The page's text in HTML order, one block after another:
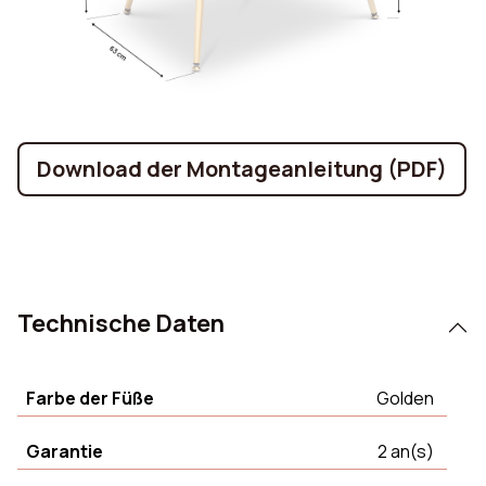
Download der Montageanleitung (PDF)
Technische Daten
Farbe der Füße Golden
Garantie 2 an(s)